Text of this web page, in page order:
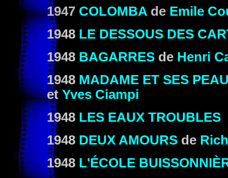
1947 COLOMBA de Emile
1948 LE DESSOUS DES
1948 BAGARRES de Henri
1948 MADAME ET SES
et Yves Ciampi
1948 LES EAUX TROUBLES
1948 DEUX AMOURS de
1948 L'ÉCOLE